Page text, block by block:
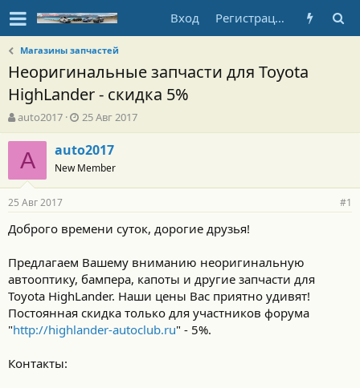
Вход Регистрация
Магазины запчастей
Неоригинальные запчасти для Toyota
HighLander - скидка 5%
А
в
т
о
т
е
м
ы
auto2017
Д
а
т
а
н
а
а
л
25 Авг 2017
A auto2017
New Member
25 Авг 2017 #1
Доброго времени суток, дорогие друзья!
Предлагаем Вашему вниманию неоригинальную
автооптику, бампера, капоты и другие запчасти для
Toyota HighLander. Наши цены Вас приятно удивят!
Постоянная скидка только для участников форума
"http://highlander-autoclub.ru" - 5%.
Контакты: